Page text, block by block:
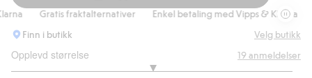
Gratis fraktalternativer Enkel betaling med Vipps & Klarna
Finn i butikk
Velg butikk
Opplevd størrelse 19 anmeldelser